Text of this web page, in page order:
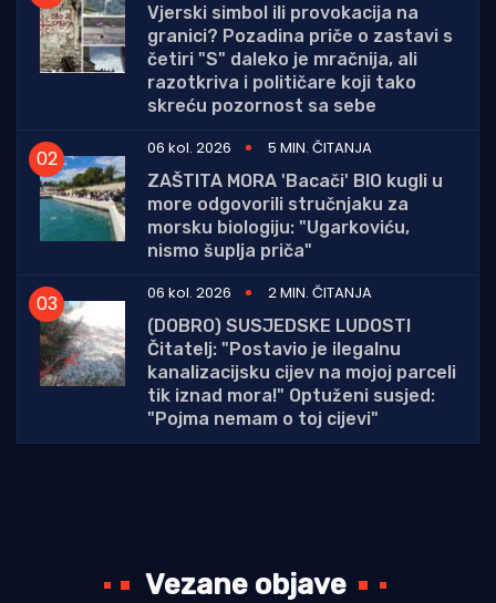
Vjerski simbol ili provokacija na
granici? Pozadina priče o zastavi s
četiri "S" daleko je mračnija, ali
razotkriva i političare koji tako
skreću pozornost sa sebe
06 kol. 2026
5 MIN. ČITANJA
ZAŠTITA MORA 'Bacači' BIO kugli u
more odgovorili stručnjaku za
morsku biologiju: "Ugarkoviću,
nismo šuplja priča"
06 kol. 2026
2 MIN. ČITANJA
(DOBRO) SUSJEDSKE LUDOSTI
Čitatelj: "Postavio je ilegalnu
kanalizacijsku cijev na mojoj parceli
tik iznad mora!" Optuženi susjed:
"Pojma nemam o toj cijevi"
Vezane objave